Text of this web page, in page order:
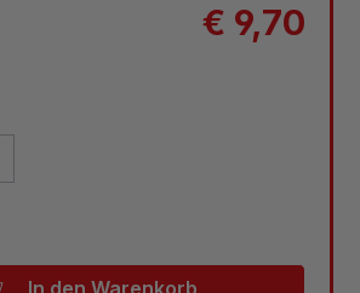
€ 9,70
In den Warenkorb